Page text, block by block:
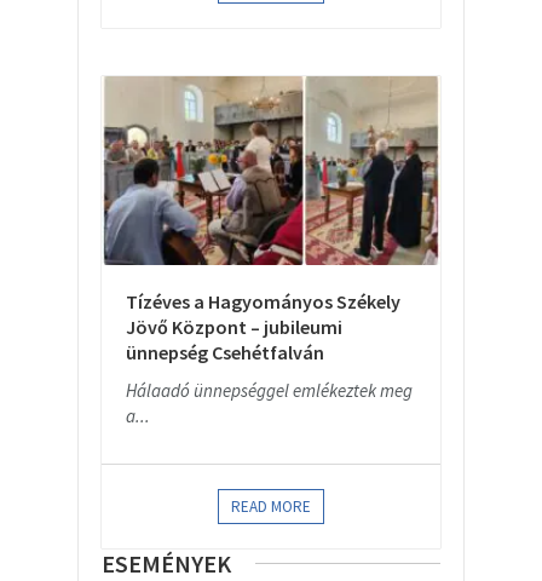
Tízéves a Hagyományos Székely
Jövő Központ – jubileumi
ünnepség Csehétfalván
Hálaadó ünnepséggel emlékeztek meg
a...
READ MORE
ESEMÉNYEK